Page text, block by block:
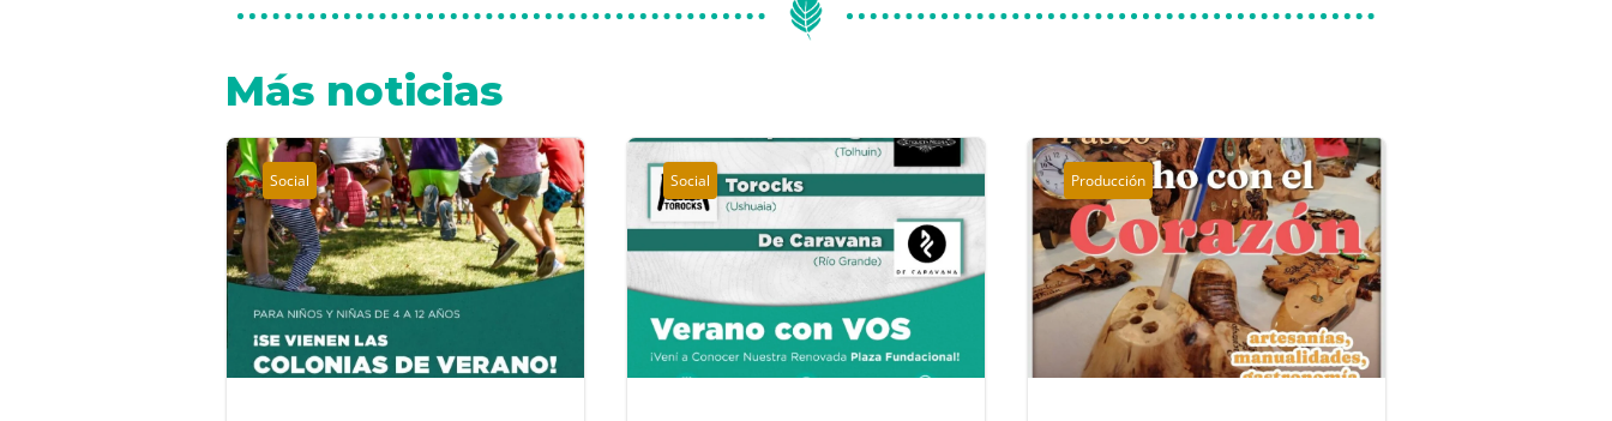
Más noticias
Social Social Producción